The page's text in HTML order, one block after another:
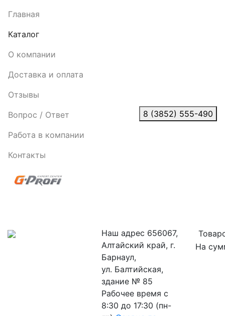
Главная
Каталог
О компании
Доставка и оплата
Отзывы
Вопрос / Ответ
Работа в компании
Контакты
8 (3852) 555-490
Наш адрес 656067,
Алтайский край, г.
Барнаул,
ул. Балтийская,
здание № 85
Рабочее время с
8:30 до 17:30 (пн-
На